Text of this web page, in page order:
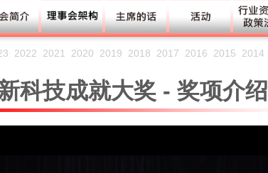
2022 2021 2020 2019 2018 2017 2016 2015 2014
科技成就大奖 - 奖项介绍